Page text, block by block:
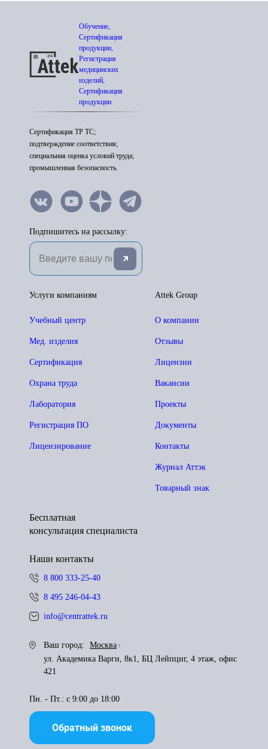
Обучение,
Сертификация
продукции,
Регистрация
медицинских
изделий,
Сертификация
продукции
Сертификация ТР ТС;
подтверждение соответствия;
специальная оценка условий труда;
промышленная безопасность.
Подпишитесь на рассылку:
Attek Group
О компании
Отзывы
Лицензии
Вакансии
Проекты
Документы
Контакты
Журнал Аттэк
Товарный знак
Услуги компаниям
Учебный центр
Мед. изделия
Сертификация
Охрана труда
Лаборатория
Регистрация ПО
Лицензирование
Бесплатная
консультация специалиста
Наши контакты
8 800 333-25-40
8 495 246-04-43
info@centrattek.ru
Ваш город:
Москва
ул. Академика Варги, 8к1, БЦ Лейпциг, 4 этаж, офис
421
Пн. - Пт.: с 9:00 до 18:00
Обратный звонок